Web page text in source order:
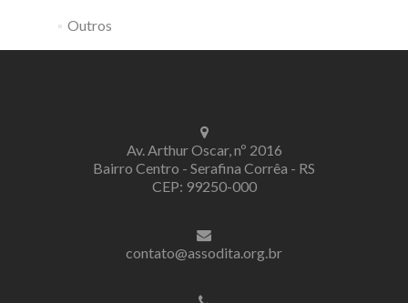
Outros
Av. Arthur Oscar, nº 2016
Bairro Centro - Serafina Corrêa - RS
CEP: 99250-000
contato@assodita.org.br